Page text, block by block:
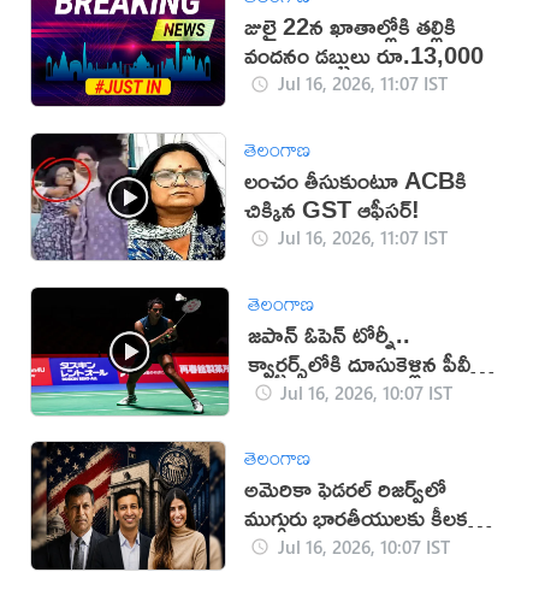
జులై 22న ఖాతాల్లోకి తల్లికి
వందనం డబ్బులు రూ.13,000
Jul 16, 2026, 11:07 IST
తెలంగాణ
లంచం తీసుకుంటూ ACBకి
చిక్కిన GST ఆఫీసర్!
Jul 16, 2026, 11:07 IST
తెలంగాణ
జపాన్ ఓపెన్ టోర్నీ..
క్వార్టర్స్‌లోకి దూసుకెళ్లిన పీవీ
సింధుJul 16, 2026, 10:07 IST
తెలంగాణ
అమెరికా ఫెడరల్ రిజర్వ్‌లో
ముగ్గురు భారతీయులకు కీలక
పదవులు
Jul 16, 2026, 10:07 IST